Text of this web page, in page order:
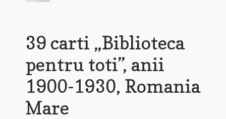
39 carti „Biblioteca
pentru toti”, anii
1900-1930, Romania
Mare